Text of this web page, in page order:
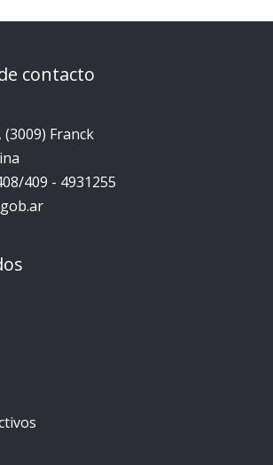
contacto
Franck
409 - 4931255